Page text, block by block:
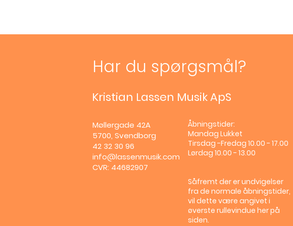
Har du spørgsmål?
Kristian Lassen Musik ApS
Møllergade 42A
5700, Svendborg
42 32 30 96
info@lassenmusik.com
CVR: 44682907
Åbningstider:
Mandag Lukket
Tirsdag -Fredag 10.00 - 17.00
Lørdag 10.00 - 13.00
Såfremt der er undvigelser
fra de normale åbningstider,
vil dette være angivet i
øverste rullevindue her på
siden.